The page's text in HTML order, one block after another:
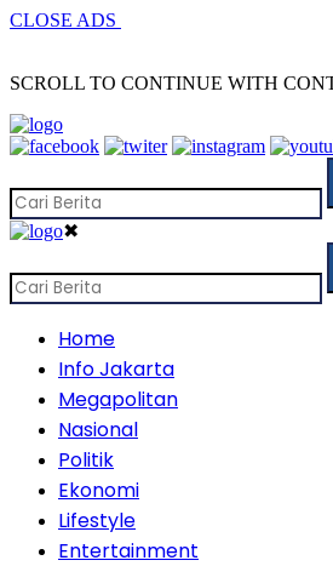
CLOSE ADS
SCROLL TO CONTINUE WITH
✖
Home
Info Jakarta
Megapolitan
Nasional
Politik
Ekonomi
Lifestyle
Entertainment